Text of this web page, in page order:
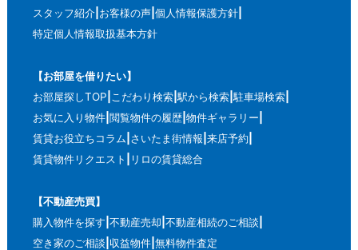
スタッフ紹介 お客様の声 個人情報保護方針
特定個人情報取扱基本方針
【お部屋を借りたい】
お部屋探しTOP こだわり検索 駅から検索 駐車場検索
お気に入り物件 閲覧物件の履歴 物件ギャラリー
賃貸お役立ちコラム さいたま街情報 来店予約
賃貸物件リクエスト
リロの賃貸総合
【不動産売買】
購入物件を探す 不動産売却 不動産相続のご相談
空き家のご相談 収益物件 無料物件査定